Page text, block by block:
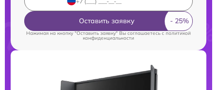
Оставить заявку
Нажимая на кнопку "Оставить заявку" Вы соглашаетесь cполитикой
конфиденциальности